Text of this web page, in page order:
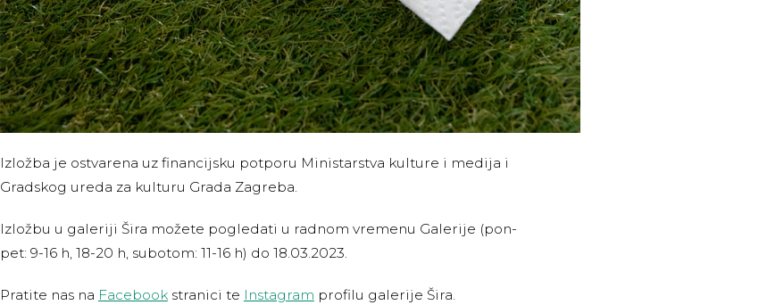
Izložba je ostvarena uz financijsku potporu Ministarstva kulture i medija i
Gradskog ureda za kulturu Grada Zagreba.
Izložbu u galeriji Šira možete pogledati u radnom vremenu Galerije (pon-
pet: 9-16 h, 18-20 h, subotom: 11-16 h) do 18.03.2023.
Pratite nas na Facebookstranici te Instagram profilu galerije Šira.